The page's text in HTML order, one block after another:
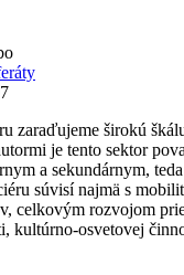
zaraďujeme širokú
je tento sektor
a sekundárnym,
súvisí najmä s
celkovým rozvojom
kultúrno-osvetovej